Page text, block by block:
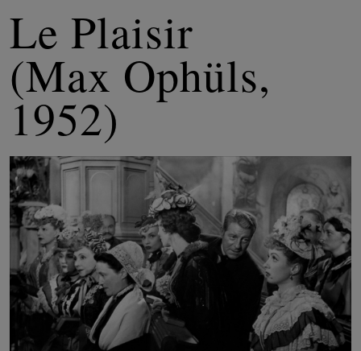
Le Plaisir
(Max Ophüls,
1952)